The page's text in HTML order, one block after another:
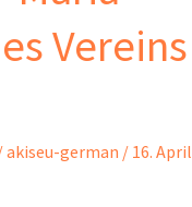
Vereins
akiseu-german / 16. April